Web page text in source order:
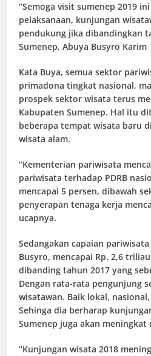
“Semoga visit sumenep 2019
pelaksanaan, kunjungan
pendukung jika dibandingkan
Sumenep, Abuya Busyro Karim
Kata Buya, semua sektor
primadona tingkat nasional,
prospek sektor wisata terus
Kabupaten Sumenep. Hal itu
beberapa tempat wisata baru
wisata alam.
“Kementerian pariwisata
pariwisata terhadap PDRB
mencapai 5 persen, dibawah
penyerapan tenaga kerja
ucapnya.
Sedangakan capaian
Busyro, mencapai Rp. 2,6
dibanding tahun 2017 yang
Dengan rata-rata pengunjung
wisatawan. Baik lokal,
Sehinga dia berharap
Sumenep juga akan meningkat
“Kunjungan wisata 2018